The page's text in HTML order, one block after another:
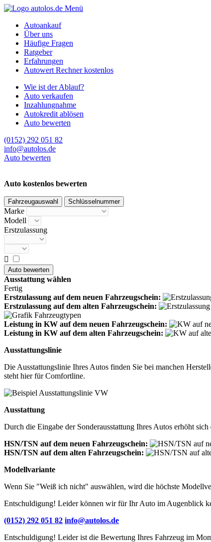
Menü
Autoankauf
Über uns
Häufige Fragen
Ratgeber
Erfahrungen
Autowert Rechner kostenlos
Wie ist der Ablauf?
Auto verkaufen
Inzahlungnahme
Autokredit ablösen
Auto bewerten
(0152) 292 051 82
info@autolos.de
Auto bewerten
Auto kostenlos bewerten
Fahrzeugauswahl Schlüsselnummer
Marke
Modell
Erstzulassung

Ausstattung wählen
Fertig
Erstzulassung auf dem neuen Fahrzeugschein:
Erstzulassung auf dem alten Fahrzeugschein:
Leistung in KW auf dem neuen Fahrzeugschein:
Leistung in KW auf dem alten Fahrzeugschein:
Ausstattungslinie
Die Ausstattungslinie Ihres Autos finden Sie bei manchen
steht hier für Comfortline.
Ausstattung
Durch die Eingabe der Sonderausstattung Ihres Autos erhöht
HSN/TSN auf dem neuen Fahrzeugschein:
HSN/TSN auf dem alten Fahrzeugschein:
Modellvariante
Wenn Sie "Weiß ich nicht" auswählen, wird die höchste
Entschuldigung! Leider können wir für Ihr Auto im Augenblick
(0152) 292 051 82 info@autolos.de
Entschuldigung! Leider ist die Bewertung Ihres Fahrzeug im